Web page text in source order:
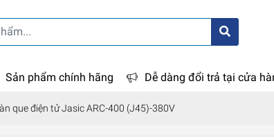
Sản phẩm chính hãng Dễ dàng đổi trả tại cửa
que điện tử Jasic ARC-400 (J45)-380V